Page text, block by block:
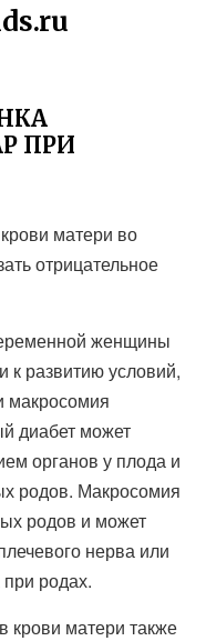
ПРИ
матери во
отрицательное
женщины
к развитию условий,
макросомия
диабет может
органов у плода и
родов. Макросомия
родов и может
нерва или
родах.
крови матери также